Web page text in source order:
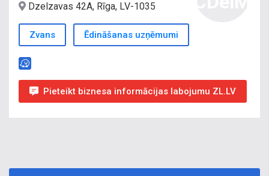
Dzelzavas 42A, Rīga, LV-1035
Zvans Ēdināšanas uzņēmumi
Pieteikt biznesa informācijas labojumu ZL.LV